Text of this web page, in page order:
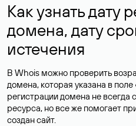
Как узнать дату
домена, дату
истечения
В Whois можно проверить
домена, которая указана в
регистрации домена не всегда
ресурса, но все же помогает
создан сайт.